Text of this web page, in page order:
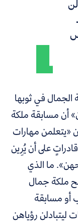
في ثوبها
أن مسابقة ملكة
أن «يتعلمن مهارات
على أن يُرِين
ما الذي
ملكة جمال
أو مسابقة
رؤياهن